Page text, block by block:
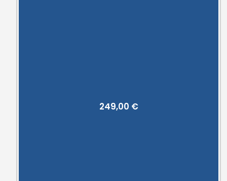
249,00 €